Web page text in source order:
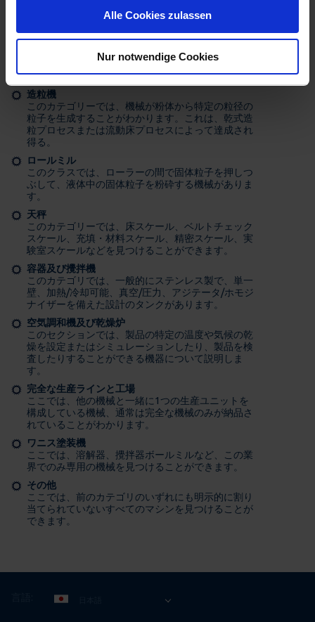
Alle Cookies zulassen
Nur notwendige Cookies
このカテゴリーでは、機械がペースト状または固形
さに粉砕することがわかります。
造粒機
このカテゴリーでは、機械が粉体から特定の粒径の
粒子を生成することがわかります。これは、乾式造
粒プロセスまたは流動床プロセスによって達成され
得る。
ロールミル
このクラスでは、ローラーの間で固体粒子を押しつ
ぶして、液体中の固体粒子を粉砕する機械がありま
す。
天秤
このカテゴリーでは、床スケール、ベルトチェック
スケール、充填・材料スケール、精密スケール、実
験室スケールなどを見つけることができます。
容器及び攪拌機
このカテゴリでは、一般的にステンレス製で、単一
壁、加熱/冷却可能、真空/圧力、アジテータ/ホモジ
ナイザーを備えた設計のタンクがあります。
空気調和機及び乾燥炉
このセクションでは、製品の特定の温度や気候の乾
燥を設定またはシミュレーションしたり、製品を検
査したりすることができる機器について説明しま
す。
完全な生産ラインと工場
ここでは、他の機械と一緒に1つの生産ユニットを
構成している機械、通常は完全な機械のみが納品さ
れていることがわかります。
ワニス塗装機
ここでは、溶解器、攪拌器ボールミルなど、この業
界でのみ専用の機械を見つけることができます。
その他
ここでは、前のカテゴリのいずれにも明示的に割り
当てられていないすべてのマシンを見つけることが
できます。